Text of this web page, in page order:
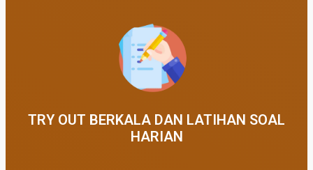
TRY OUT BERKALA DAN LATIHAN SOAL
HARIAN